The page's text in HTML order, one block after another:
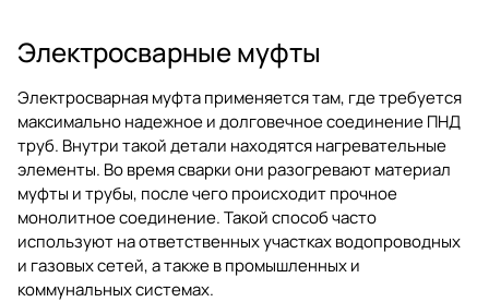
Электросварные муфты
Электросварная муфта применяется там, где требуется
максимально надежное и долговечное соединение ПНД
труб. Внутри такой детали находятся нагревательные
элементы. Во время сварки они разогревают материал
муфты и трубы, после чего происходит прочное
монолитное соединение. Такой способ часто
используют на ответственных участках водопроводных
и газовых сетей, а также в промышленных и
коммунальных системах.